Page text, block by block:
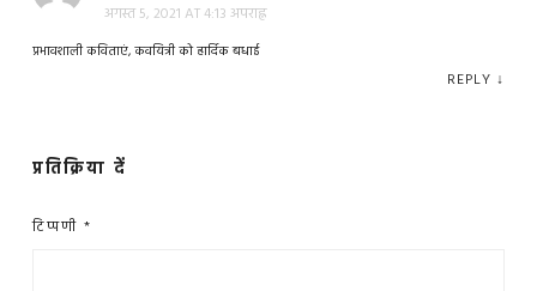
अगस्त 5, 2021 AT 4:13 अपराह्न
प्रभावशाली कविताएं, कवयित्री को हार्दिक बधाई
REPLY ↓
प्रतिक्रिया दें
टिप्पणी *